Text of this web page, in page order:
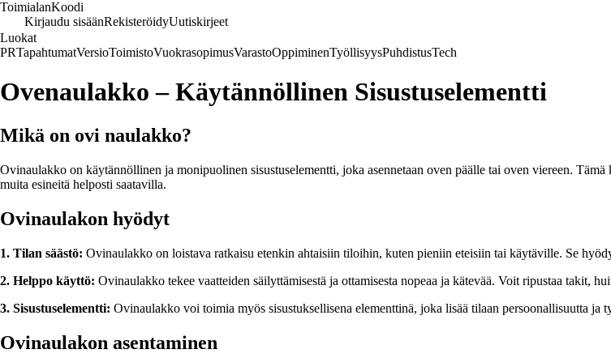
ToimialanKoodi
Kirjaudu sisäänRekisteröidyUutiskirjeet
Luokat
PRTapahtumatVersioToimistoVuokrasopimusVarastoOppiminenTyöllisyysPuhdistusTech
Ovenaulakko – Käytännöllinen Sisustuselementti
Mikä on ovi naulakko?
Ovinaulakko on käytännöllinen ja monipuolinen sisustuselementti, joka asennetaan oven päälle tai oven viereen.
muita esineitä helposti saatavilla.
Ovinaulakon hyödyt
1. Tilan säästö: Ovinaulakko on loistava ratkaisu etenkin ahtaisiin tiloihin, kuten pieniin eteisiin tai käytäville. Se
2. Helppo käyttö: Ovinaulakko tekee vaatteiden säilyttämisestä ja ottamisesta nopeaa ja kätevää. Voit ripustaa takit,
3. Sisustuselementti: Ovinaulakko voi toimia myös sisustuksellisena elementtinä, joka lisää tilaan persoonallisuutta
Ovinaulakon asentaminen